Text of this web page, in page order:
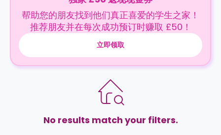
帮助您的朋友找到他们真正喜爱的学生之家！
推荐朋友并在每次成功预订时赚取 £50！
立即领取
No results match your filters.